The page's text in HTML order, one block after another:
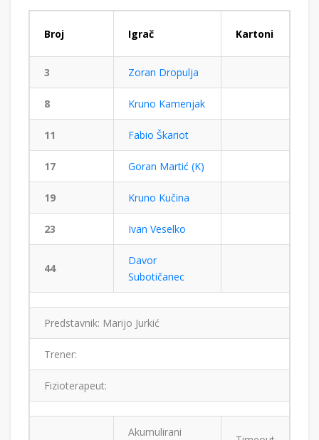
Broj Igrač Kartoni
3 Zoran Dropulja
8 Kruno Kamenjak
11 Fabio Škariot
17 Goran Martić (K)
19 Kruno Kučina
23 Ivan Veselko
44
Davor
Subotičanec
Predstavnik: Marijo Jurkić
Trener:
Fizioterapeut:
Akumulirani